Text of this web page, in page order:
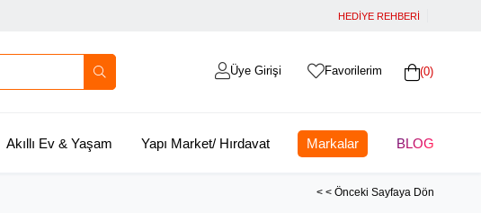
HEDİYE REHBERİ
0
Favorilerim
Üye Girişi
Akıllı Ev & Yaşam Yapı Market/ Hırdavat Markalar BLOG
< < Önceki Sayfaya Dön